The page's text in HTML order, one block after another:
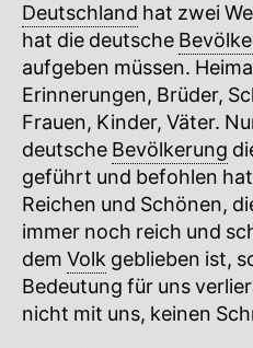
Deutschland hat zwei
hat die deutsche
aufgeben müssen.
Erinnerungen, Brüder,
Frauen, Kinder, Väter.
deutsche Bevölkerung
geführt und befohlen
Reichen und Schönen,
immer noch reich und
dem Volk geblieben ist,
Bedeutung für uns
nicht mit uns, keinen